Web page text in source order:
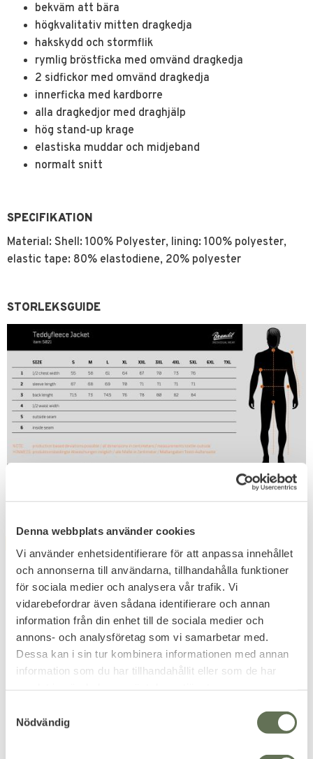
Denna webbplats använder cookies
Vi använder enhetsidentifierare för att anpassa innehållet
och annonserna till användarna, tillhandahålla funktioner
för sociala medier och analysera vår trafik. Vi
vidarebefordrar även sådana identifierare och annan
information från din enhet till de sociala medier och
annons- och analysföretag som vi samarbetar med.
Dessa kan i sin tur kombinera informationen med annan
information som du har tillhandahållit eller som de har
Nödvändig
bekväm att bära
högkvalitativ mitten dragkedja
hakskydd och stormflik
rymlig bröstficka med omvänd dragkedja
2 sidfickor med omvänd dragkedja
innerficka med kardborre
alla dragkedjor med draghjälp
hög stand-up krage
elastiska muddar och midjeband
normalt snitt
SPECIFIKATION
Material: Shell: 100% Polyester, lining: 100% polyester,
elastic tape: 80% elastodiene, 20% polyester
STORLEKSGUIDE
Add to favorites
Brandit Summer
Vind & vattenavvisande
Windbreaker för sommaren.
Add to favorites
Brandit US Långärmad
En amerikansk klassiker rak